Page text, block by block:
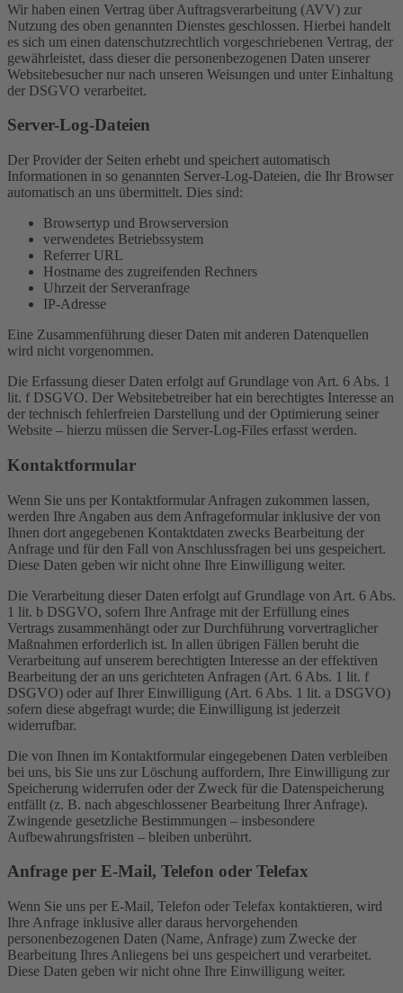
Wir haben einen Vertrag über Auftragsverarbeitung (AVV) zur
Nutzung des oben genannten Dienstes geschlossen. Hierbei handelt
es sich um einen datenschutzrechtlich vorgeschriebenen Vertrag, der
gewährleistet, dass dieser die personenbezogenen Daten unserer
Websitebesucher nur nach unseren Weisungen und unter Einhaltung
der DSGVO verarbeitet.
Server-Log-Dateien
Der Provider der Seiten erhebt und speichert automatisch
Informationen in so genannten Server-Log-Dateien, die Ihr Browser
automatisch an uns übermittelt. Dies sind:
Browsertyp und Browserversion
verwendetes Betriebssystem
Referrer URL
Hostname des zugreifenden Rechners
Uhrzeit der Serveranfrage
IP-Adresse
Eine Zusammenführung dieser Daten mit anderen Datenquellen
wird nicht vorgenommen.
Die Erfassung dieser Daten erfolgt auf Grundlage von Art. 6 Abs. 1
lit. f DSGVO. Der Websitebetreiber hat ein berechtigtes Interesse an
der technisch fehlerfreien Darstellung und der Optimierung seiner
Website – hierzu müssen die Server-Log-Files erfasst werden.
Kontaktformular
Wenn Sie uns per Kontaktformular Anfragen zukommen lassen,
werden Ihre Angaben aus dem Anfrageformular inklusive der von
Ihnen dort angegebenen Kontaktdaten zwecks Bearbeitung der
Anfrage und für den Fall von Anschlussfragen bei uns gespeichert.
Diese Daten geben wir nicht ohne Ihre Einwilligung weiter.
Die Verarbeitung dieser Daten erfolgt auf Grundlage von Art. 6 Abs.
1 lit. b DSGVO, sofern Ihre Anfrage mit der Erfüllung eines
Vertrags zusammenhängt oder zur Durchführung vorvertraglicher
Maßnahmen erforderlich ist. In allen übrigen Fällen beruht die
Verarbeitung auf unserem berechtigten Interesse an der effektiven
Bearbeitung der an uns gerichteten Anfragen (Art. 6 Abs. 1 lit. f
DSGVO) oder auf Ihrer Einwilligung (Art. 6 Abs. 1 lit. a DSGVO)
sofern diese abgefragt wurde; die Einwilligung ist jederzeit
widerrufbar.
Die von Ihnen im Kontaktformular eingegebenen Daten verbleiben
bei uns, bis Sie uns zur Löschung auffordern, Ihre Einwilligung zur
Speicherung widerrufen oder der Zweck für die Datenspeicherung
entfällt (z. B. nach abgeschlossener Bearbeitung Ihrer Anfrage).
Zwingende gesetzliche Bestimmungen – insbesondere
Aufbewahrungsfristen – bleiben unberührt.
Anfrage per E-Mail, Telefon oder Telefax
Wenn Sie uns per E-Mail, Telefon oder Telefax kontaktieren, wird
Ihre Anfrage inklusive aller daraus hervorgehenden
personenbezogenen Daten (Name, Anfrage) zum Zwecke der
Bearbeitung Ihres Anliegens bei uns gespeichert und verarbeitet.
Diese Daten geben wir nicht ohne Ihre Einwilligung weiter.